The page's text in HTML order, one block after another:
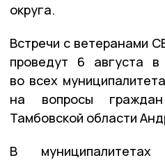
округа.
Встречи с ветеранами
проведут 6 августа
во всех
на вопросы
Тамбовской области
В